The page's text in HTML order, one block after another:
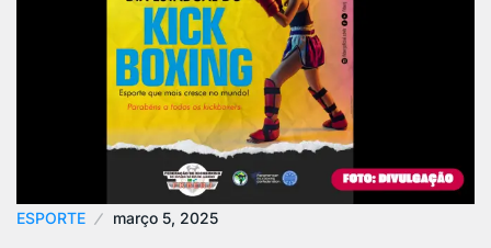
ESPORTE março 5, 2025